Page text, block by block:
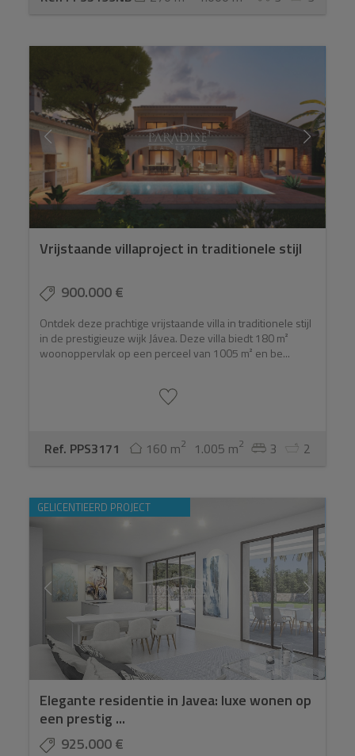
Vrijstaande villaproject in traditionele stijl
900.000 €
Ontdek deze prachtige vrijstaande villa in traditionele stijl
in de prestigieuze wijk Jávea. Deze villa biedt 180 m²
woonoppervlak op een perceel van 1005 m² en be...
Ref. PPS3171 160 m2 1.005 m2 3 2
GELICENTIEERD PROJECT
Elegante residentie in Javea: luxe wonen op
een prestig ...
925.000 €